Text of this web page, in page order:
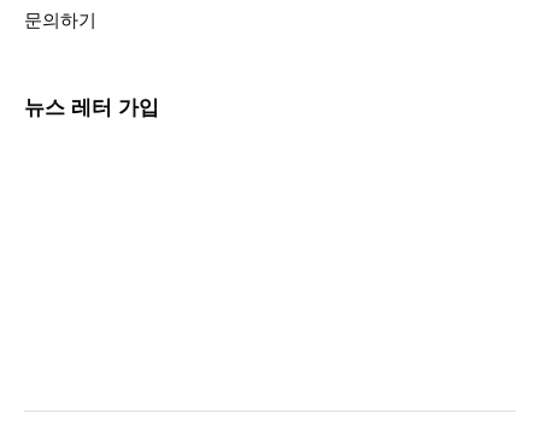
문의하기
뉴스 레터 가입